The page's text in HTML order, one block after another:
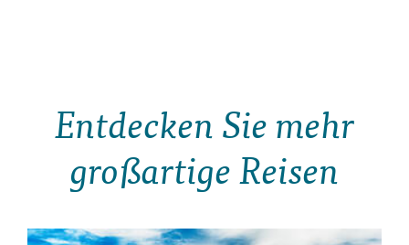
Entdecken Sie mehr
großartige Reisen